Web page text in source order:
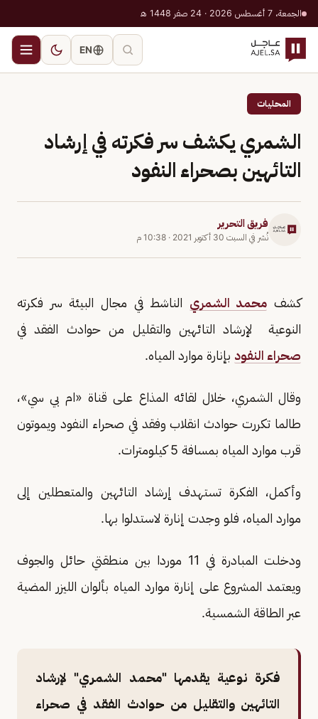
الجمعة، 7 أغسطس 2026 · 24 صفر 1448 هـ
EN
المحليات
الشمري يكشف سر فكرته في إرشاد
التائهين بصحراء النفود
فريق التحرير
نُشر في السبت 30 أكتوبر 2021 · 10:38 م
كشف محمد الشمري الناشط في مجال البيئة سر فكرته
النوعية لإرشاد التائهين والتقليل من حوادث الفقد في
صحراء النفود بإنارة موارد المياه.
وقال الشمري، خلال لقائه المذاع على قناة «ام بي سي»،
طالما تكررت حوادث انقلاب وفقد في صحراء النفود ويموتون
قرب موارد المياه بمسافة 5 كيلومترات.
وأكمل، الفكرة تستهدف إرشاد التائهين والمتعطلين إلى
موارد المياه، فلو وجدت إنارة لاستدلوا بها.
ودخلت المبادرة في 11 موردا بين منطقتي حائل والجوف
ويعتمد المشروع على إنارة موارد المياه بألوان الليزر المضية
عبر الطاقة الشمسية.
فكرة نوعية يقدمها "محمد الشمري" لإرشاد
التائهين والتقليل من حوادث الفقد في صحراء